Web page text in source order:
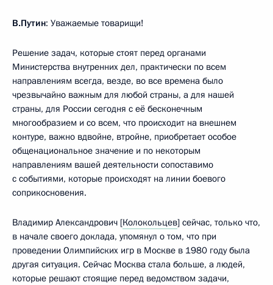
В.Путин: Уважаемые товарищи!
Решение задач, которые стоят перед органами
Министерства внутренних дел, практически по всем
направлениям всегда, везде, во все времена было
чрезвычайно важным для любой страны, а для нашей
страны, для России сегодня с её бесконечным
многообразием и со всем, что происходит на внешнем
контуре, важно вдвойне, втройне, приобретает особое
общенациональное значение и по некоторым
направлениям вашей деятельности сопоставимо
с событиями, которые происходят на линии боевого
соприкосновения.
Владимир Александрович [Колокольцев] сейчас, только что,
в начале своего доклада, упомянул о том, что при
проведении Олимпийских игр в Москве в 1980 году была
другая ситуация. Сейчас Москва стала больше, а людей,
которые решают стоящие перед ведомством задачи,